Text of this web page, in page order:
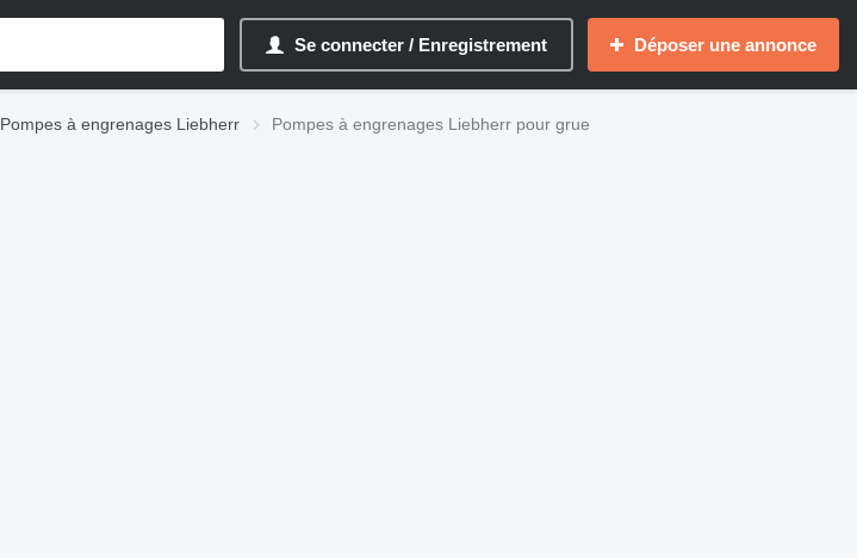
Se connecter / Enregistrement Déposer une annonce
Pompes à engrenages Liebherr Pompes à engrenages Liebherr pour grue